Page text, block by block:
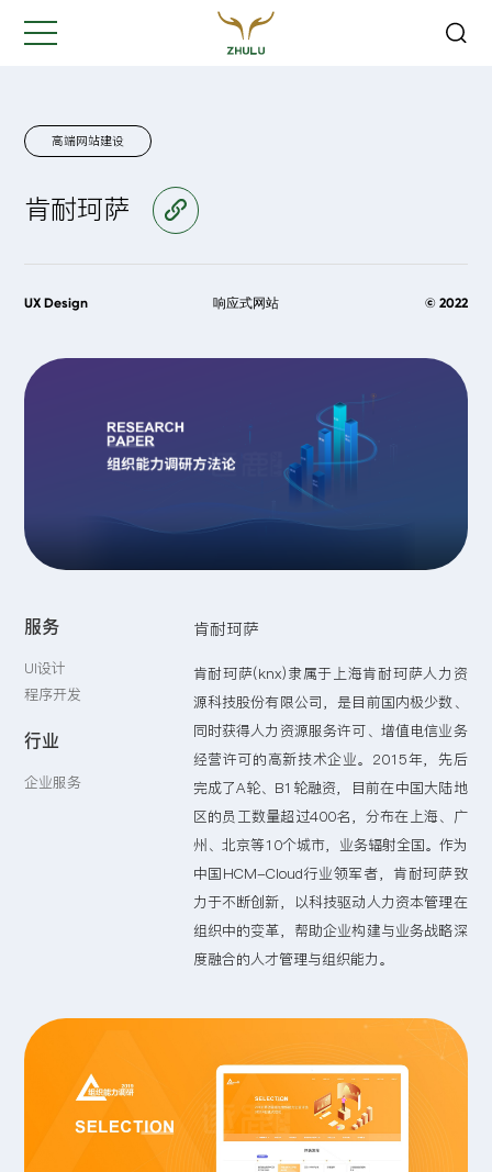
高端网站建设
肯耐珂萨
UX Design 响应式网站 © 2022
服务
UI设计
程序开发
行业
企业服务
肯耐珂萨
肯耐珂萨(knx)隶属于上海肯耐珂萨人力资
源科技股份有限公司，是目前国内极少数、
同时获得人力资源服务许可、增值电信业务
经营许可的高新技术企业。2015年，先后
完成了A轮、B1轮融资，目前在中国大陆地
区的员工数量超过400名，分布在上海、广
州、北京等10个城市，业务辐射全国。作为
中国HCM-Cloud行业领军者，肯耐珂萨致
力于不断创新，以科技驱动人力资本管理在
组织中的变革，帮助企业构建与业务战略深
度融合的人才管理与组织能力。
是我们最重要的工作之一...
您的姓名:*
联系方式:*
您的需求: